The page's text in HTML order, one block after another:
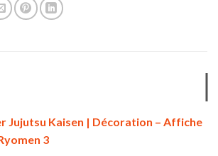
Jujutsu Kaisen | Décoration – Affiche
3